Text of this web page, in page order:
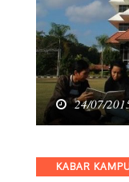
24/07/
Categories
KABAR